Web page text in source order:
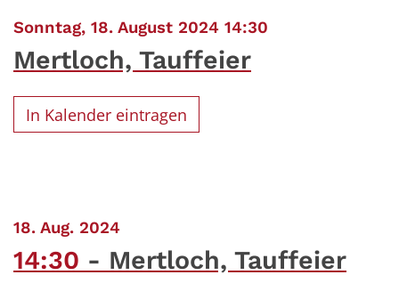
Sonntag, 18. August 2024 14:30
Mertloch, Tauffeier
In Kalender eintragen
18. Aug. 2024:
14:30 Mertloch, Tauffeier